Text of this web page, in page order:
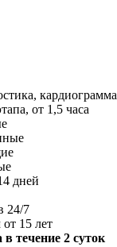
кардиограмма
от 1,5 часа
дней
24/7
15 лет
в течение 2 суток